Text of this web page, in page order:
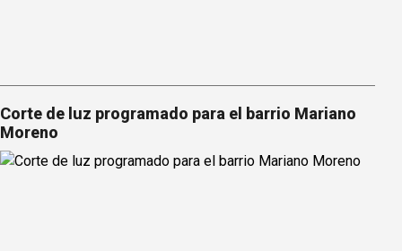
Corte de luz programado para el barrio Mariano
Moreno